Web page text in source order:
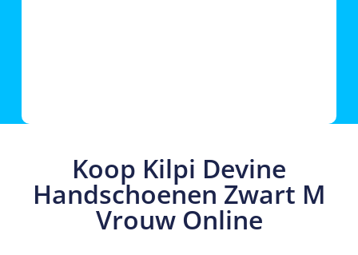
Koop Kilpi Devine
Handschoenen Zwart M
Vrouw Online